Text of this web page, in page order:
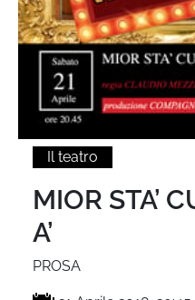
Il teatro
MIOR STA’
A’
PROSA